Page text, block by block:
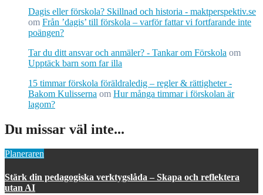
Dagis eller förskola? Skillnad och historia - maktperspektiv.se
om Från ’dagis’ till förskola – varför fattar vi fortfarande inte
poängen?
Tar du ditt ansvar och anmäler? - Tankar om Förskola om
Upptäck barn som far illa
15 timmar förskola föräldraledig – regler & rättigheter -
Bakom Kulisserna om Hur många timmar i förskolan är
lagom?
Du missar väl inte...
Planeraren
Stärk din pedagogiska verktygslåda – Skapa och reflektera
utan AI